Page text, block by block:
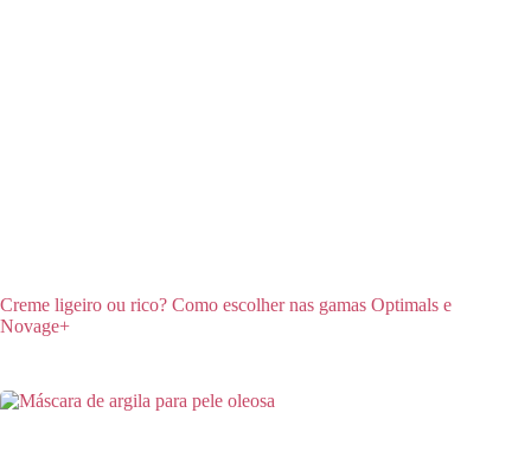
Creme ligeiro ou rico? Como escolher nas gamas Optimals e
Novage+